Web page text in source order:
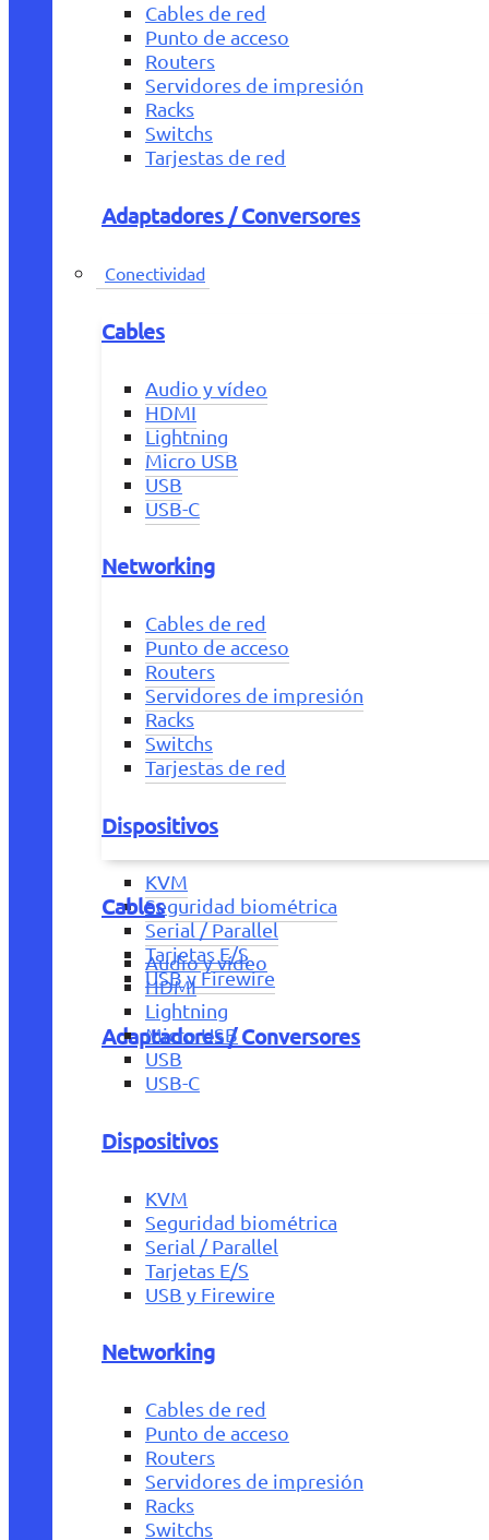
Cables de red
Punto de acceso
Routers
Servidores de impresión
Racks
Switchs
Tarjestas de red
Adaptadores / Conversores
Conectividad
Cables
Audio y vídeo
HDMI
Lightning
Micro USB
USB
USB-C
Networking
Cables de red
Punto de acceso
Routers
Servidores de impresión
Racks
Switchs
Tarjestas de red
Dispositivos
KVM
Seguridad biométrica
Serial / Parallel
Tarjetas E/S
USB y Firewire
Adaptadores / Conversores
Cables
Audio y vídeo
HDMI
Lightning
Micro USB
USB
USB-C
Dispositivos
KVM
Seguridad biométrica
Serial / Parallel
Tarjetas E/S
USB y Firewire
Networking
Cables de red
Punto de acceso
Routers
Servidores de impresión
Racks
Switchs